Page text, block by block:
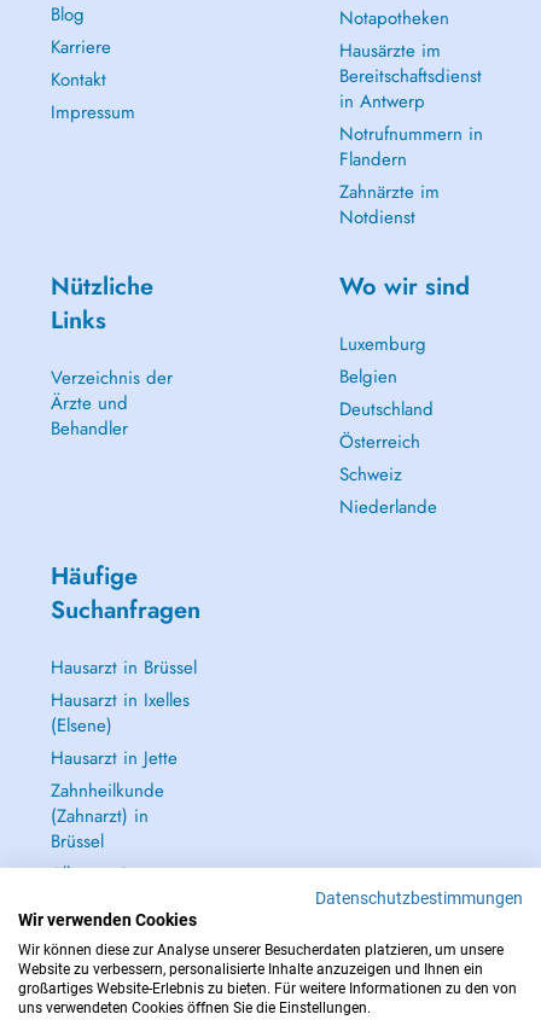
Blog
Karriere
Kontakt
Impressum
Notapotheken
Hausärzte im
Bereitschaftsdienst
in Antwerp
Notrufnummern in
Flandern
Zahnärzte im
Notdienst
Nützliche
Links
Verzeichnis der
Ärzte und
Behandler
Wo wir sind
Luxemburg
Belgien
Deutschland
Österreich
Schweiz
Niederlande
Häufige
Suchanfragen
Hausarzt in Brüssel
Hausarzt in Ixelles
(Elsene)
Hausarzt in Jette
Zahnheilkunde
(Zahnarzt) in
Brüssel
Alle anzeigen →
IM NOTFALL WENDEN SIE SICH AN : 112
Datenschutzbestimmungen
Wir verwenden Cookies
Wir können diese zur Analyse unserer Besucherdaten platzieren, um unsere
Website zu verbessern, personalisierte Inhalte anzuzeigen und Ihnen ein
großartiges Website-Erlebnis zu bieten. Für weitere Informationen zu den von
uns verwendeten Cookies öffnen Sie die Einstellungen.